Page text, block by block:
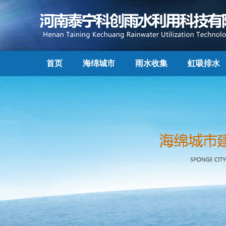
首页 海绵城市 雨水收集 虹吸排水